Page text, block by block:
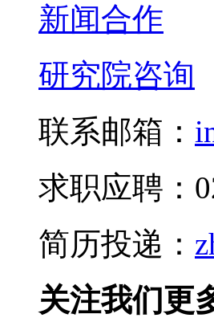
新闻合作
研究院咨询
联系邮箱：
求职应聘：
简历投递：
关注我们更